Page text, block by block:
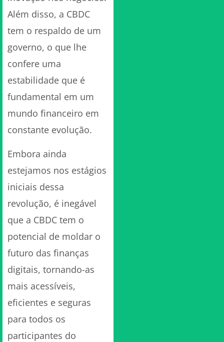
Além disso, a CBDC
tem o respaldo de um
governo, o que lhe
confere uma
estabilidade que é
fundamental em um
mundo financeiro em
constante evolução.
Embora ainda
estejamos nos estágios
iniciais dessa
revolução, é inegável
que a CBDC tem o
potencial de moldar o
futuro das finanças
digitais, tornando-as
mais acessíveis,
eficientes e seguras
para todos os
participantes do